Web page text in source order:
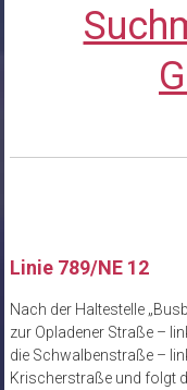
Linie 789/NE 12
Nach der Haltestelle
zur Opladener Straße –
die Schwalbenstraße –
Krischerstraße und folgt